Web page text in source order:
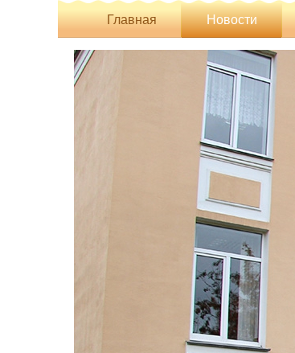
Главная Новости